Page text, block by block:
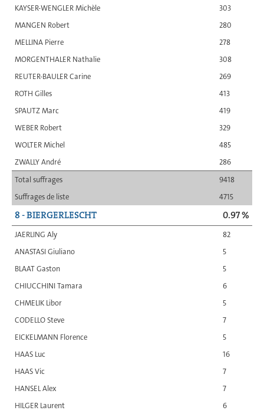
Total suffrages
9418
Suffrages de liste
4715
KAYSER-WENGLER Michèle
303
MANGEN Robert
280
MELLINA Pierre
278
MORGENTHALER Nathalie
308
REUTER-BAULER Carine
269
ROTH Gilles
413
SPAUTZ Marc
419
WEBER Robert
329
WOLTER Michel
485
ZWALLY André
286
8 - BIERGERLESCHT 0.97 %
JAERLING Aly
82
ANASTASI Giuliano
5
BLAAT Gaston
5
CHIUCCHINI Tamara
6
CHMELIK Libor
5
CODELLO Steve
7
EICKELMANN Florence
5
HAAS Luc
16
HAAS Vic
7
HANSEL Alex
7
HILGER Laurent
6